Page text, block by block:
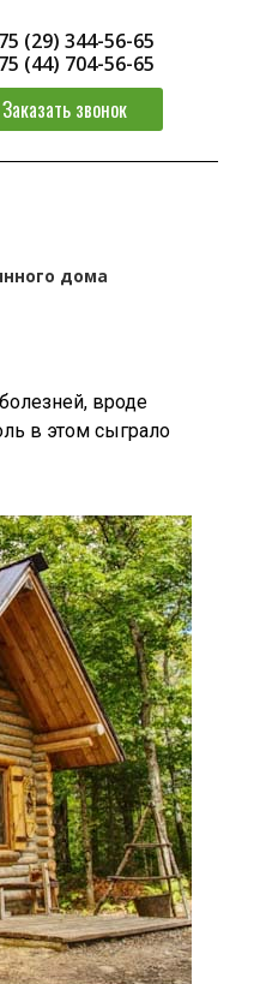
(29) 344-56-65
(44) 704-56-65
Заказать звонок
дома
вроде
в этом сыграло